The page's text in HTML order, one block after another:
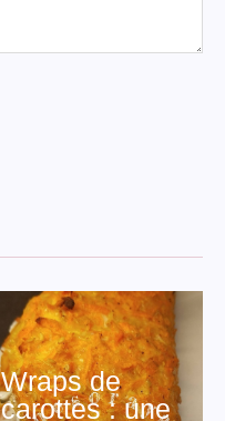
Wraps de
carottes : une